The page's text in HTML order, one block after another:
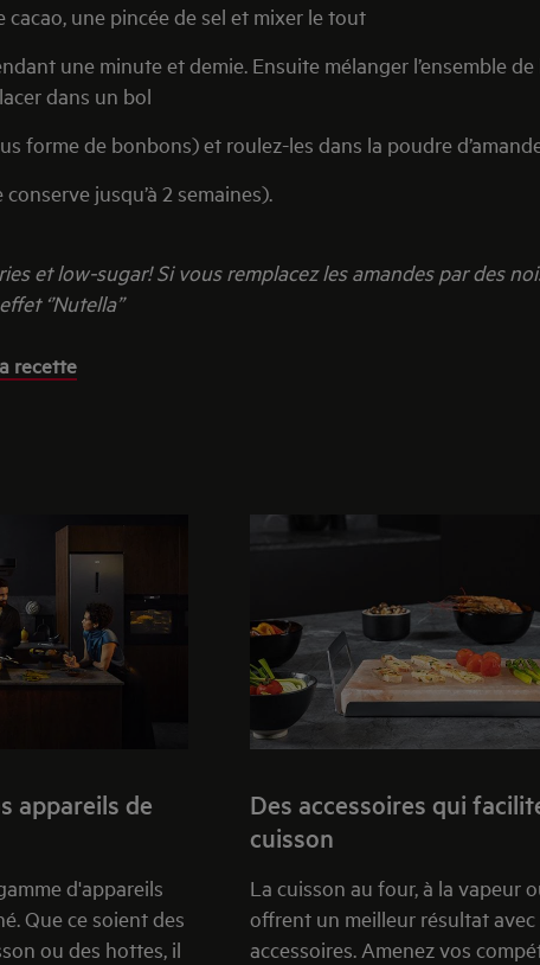
une pincée de sel et mixer le tout
une minute et demie. Ensuite mélanger l’ensemble
dans un bol
forme de bonbons) et roulez-les dans la poudre
jusqu’à 2 semaines).
et low-sugar! Si vous remplacez les amandes par des
‘’Nutella’’
recette
appareils de
d'appareils
Que ce soient des
ou des hottes, il
Des accessoires qui
cuisson
La cuisson au four, à la vapeur
offrent un meilleur résultat avec
accessoires. Amenez vos